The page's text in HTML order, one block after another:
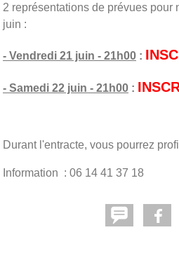
2 représentations de prévues pour
juin :
- Vendredi 21 juin - 21h00 :
- Samedi 22 juin - 21h00 :
Durant l'entracte, vous pourrez
Information : 06 14 41 37 18